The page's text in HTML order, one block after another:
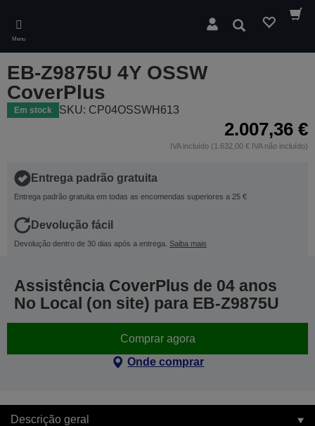
main
content
Menu
Pesquisar
EB-Z9875U 4Y OSSW
CoverPlus
Em stock SKU: CP04OSSWH613
2.007,36 €
IVA incluído (1.632,00 € IVA não incluído)
Entrega padrão gratuita
Entrega padrão gratuita em todas as encomendas superiores a 25 €
Devolução fácil
Devolução dentro de 30 dias após a entrega. Saiba mais
Assistência CoverPlus de 04 anos
No Local (on site) para EB-Z9875U
Comprar agora
Onde comprar
Descrição geral